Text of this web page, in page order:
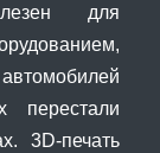
для
перестали
3D-печать